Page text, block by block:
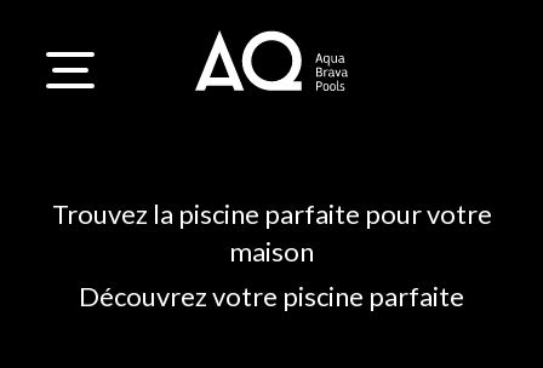
Trouvez la piscine parfaite pour votre
maison
Découvrez votre piscine parfaite